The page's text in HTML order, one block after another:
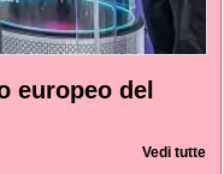
europeo del
Vedi tutte